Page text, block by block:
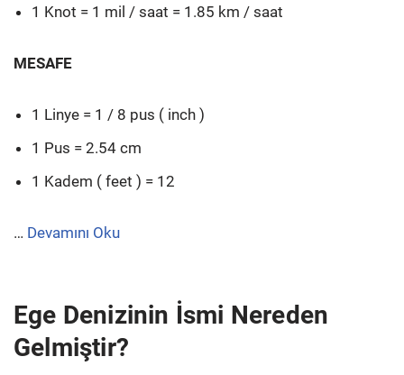
1 Knot = 1 mil / saat = 1.85 km / saat
MESAFE
1 Linye = 1 / 8 pus ( inch )
1 Pus = 2.54 cm
1 Kadem ( feet ) = 12
… Devamını Oku
Ege Denizinin İsmi Nereden
Gelmiştir?